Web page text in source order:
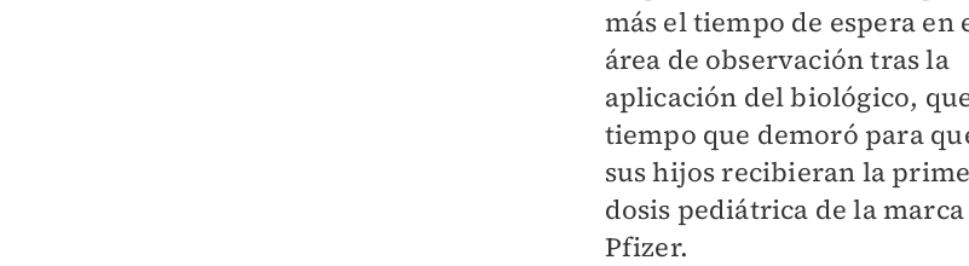
más el tiempo de espera en
área de observación tras la
aplicación del biológico,
tiempo que demoró para
sus hijos recibieran la
dosis pediátrica de la marca
Pfizer.